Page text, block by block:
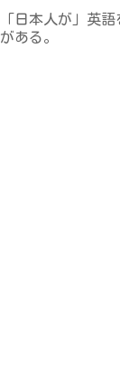
「日本人が」英
がある。